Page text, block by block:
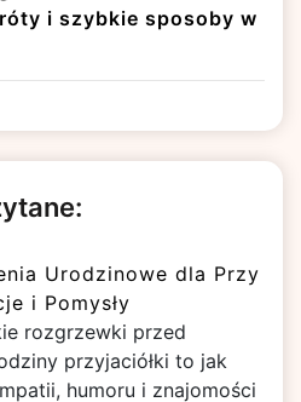
i szybkie sposoby w
Urodzinowe dla Przy
i Pomysły
rozgrzewki przed
przyjaciółki to jak
humoru i znajomości